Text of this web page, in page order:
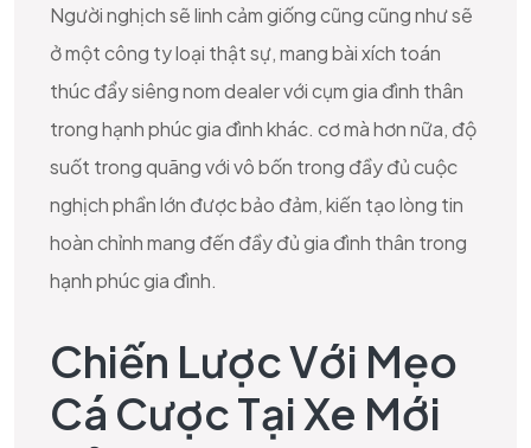
Người nghịch sẽ linh cảm giống cũng cũng như sẽ
ở một công ty loại thật sự, mang bài xích toán
thúc đẩy siêng nom dealer với cụm gia đình thân
trong hạnh phúc gia đình khác. cơ mà hơn nữa, độ
suốt trong quãng với vô bốn trong đầy đủ cuộc
nghịch phần lớn được bảo đảm, kiến tạo lòng tin
hoàn chỉnh mang đến đầy đủ gia đình thân trong
hạnh phúc gia đình.
Chiến Lược Với Mẹo
Cá Cược Tại Xe Mới